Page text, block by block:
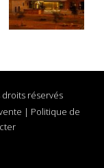
droits réservés
| Politique de